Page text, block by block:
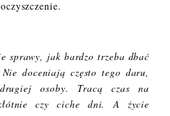
sprawy, jak bardzo trzeba dbać
doceniają często tego daru,
osoby. Tracą czas na
czy ciche dni. A życie